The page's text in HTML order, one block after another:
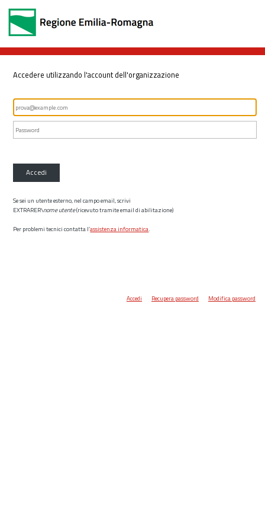
Accedere utilizzando l'account dell'organizzazione
Accedi
Se sei un utente esterno, nel campo email, scrivi
EXTRARER\nome utente(ricevuto tramite email di abilitazione)
Per problemi tecnici contatta l’assistenza informatica.
Accedi Recupera password Modifica password